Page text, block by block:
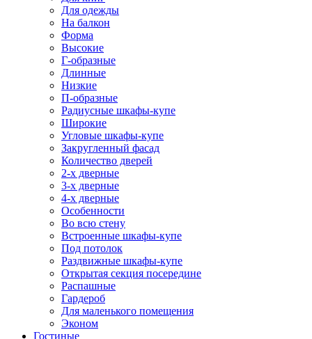
Для одежды
На балкон
Форма
Высокие
Г-образные
Длинные
Низкие
П-образные
Радиусные шкафы-купе
Широкие
Угловые шкафы-купе
Закругленный фасад
Количество дверей
2-х дверные
3-х дверные
4-х дверные
Особенности
Во всю стену
Встроенные шкафы-купе
Под потолок
Раздвижные шкафы-купе
Открытая секция посередине
Распашные
Гардероб
Для маленького помещения
Эконом
Гостиные